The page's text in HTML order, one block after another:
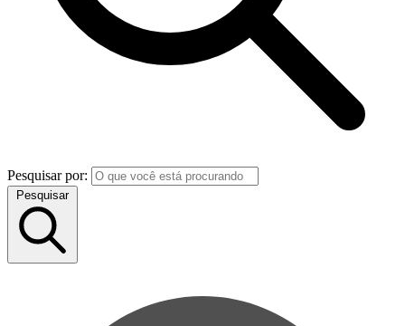
Pesquisar por:
Pesquisar